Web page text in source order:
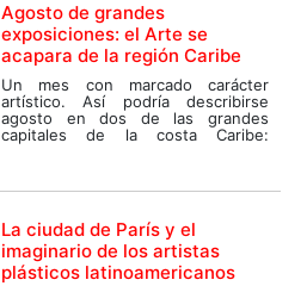
Agosto de grandes
exposiciones: el Arte se
acapara de la región Caribe
Un mes con marcado carácter
artístico. Así podría describirse
agosto en dos de las grandes
capitales de la costa Caribe:
La ciudad de París y el
imaginario de los artistas
plásticos latinoamericanos